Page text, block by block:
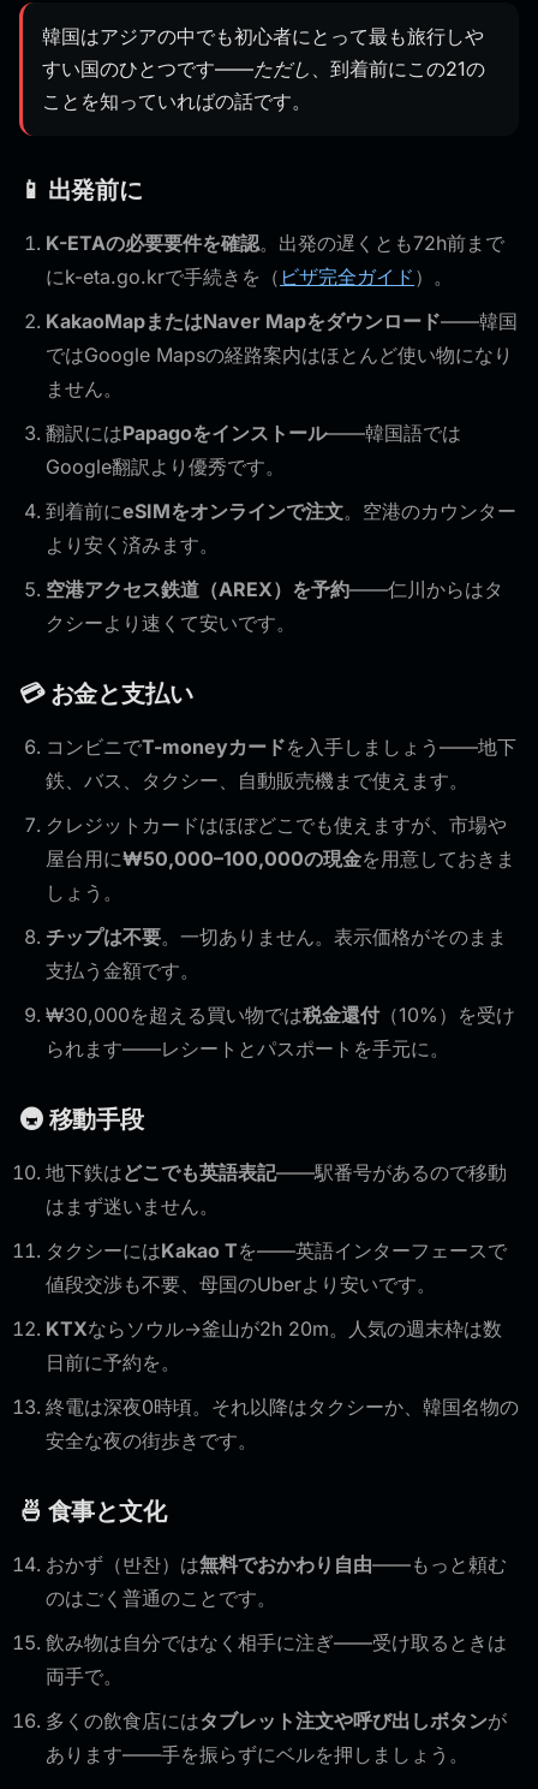
韓国はアジアの中でも初心者にとって最も旅行しや
すい国のひとつです——ただし 、到着前にこの21の
ことを知っていればの話です。
📱 出発前に
K-ETAの必要要件を確認。出発の遅くとも72h前まで
にk-eta.go.krで手続きを（ ビザ完全ガイド ）。
KakaoMapまたはNaver Mapをダウンロード——韓国
ではGoogle Mapsの経路案内はほとんど使い物になり
ません。
翻訳にはPapagoをインストール——韓国語では
Google翻訳より優秀です。
到着前にeSIMをオンラインで注文。空港のカウンター
より安く済みます。
空港アクセス鉄道（AREX）を予約——仁川からはタ
クシーより速くて安いです。
💳 お金と支払い
コンビニでT-moneyカードを入手しましょう——地下
鉄、バス、タクシー、自動販売機まで使えます。
クレジットカードはほぼどこでも使えますが、市場や
屋台用に₩50,000–100,000の現金を用意しておきま
しょう。
チップは不要。一切ありません。表示価格がそのまま
支払う金額です。
₩30,000を超える買い物では税金還付（10%）を受け
られます——レシートとパスポートを手元に。
🚇 移動手段
地下鉄はどこでも英語表記——駅番号があるので移動
はまず迷いません。
タクシーにはKakao Tを——英語インターフェースで
値段交渉も不要、母国のUberより安いです。
KTXならソウル→釜山が2h 20m。人気の週末枠は数
日前に予約を。
終電は深夜0時頃。それ以降はタクシーか、韓国名物の
安全な夜の街歩きです。
🍜 食事と文化
おかず（반찬）は無料でおかわり自由——もっと頼む
のはごく普通のことです。
飲み物は自分ではなく相手に注ぎ——受け取るときは
両手で。
多くの飲食店にはタブレット注文や呼び出しボタンが
あります——手を振らずにベルを押しましょう。